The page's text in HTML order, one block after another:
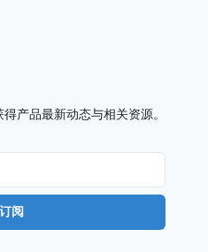
产品最新动态与相关资源。
阅